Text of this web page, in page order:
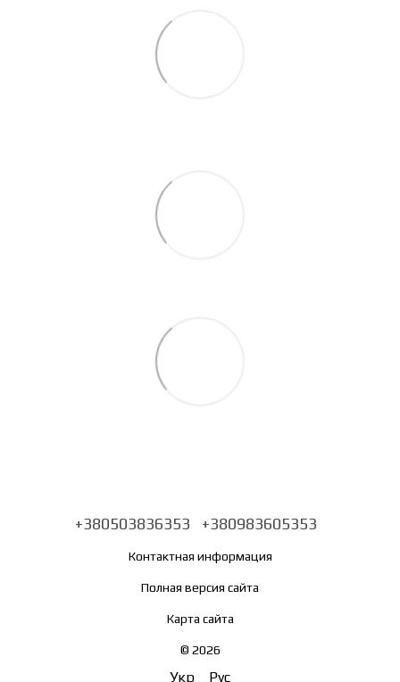
+380503836353 +380983605353
Контактная информация
Полная версия сайта
Карта сайта
© 2026
Укр Рус